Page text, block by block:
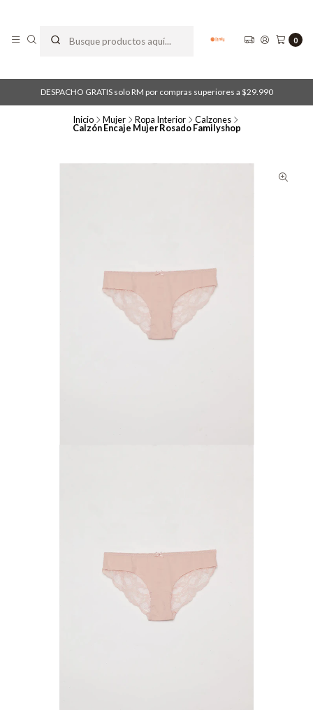
0
DESPACHO GRATIS solo RM por compras superiores a $29.990
Inicio Mujer Ropa Interior Calzones
Calzón Encaje Mujer Rosado Familyshop